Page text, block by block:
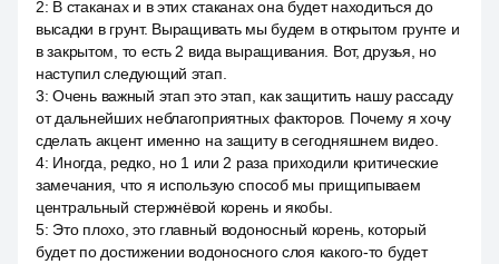
2: В стаканах и в этих стаканах она будет находиться до
высадки в грунт. Выращивать мы будем в открытом грунте и
в закрытом, то есть 2 вида выращивания. Вот, друзья, но
наступил следующий этап.
3:Очень важный этап это этап, как защитить нашу рассаду
от дальнейших неблагоприятных факторов. Почему я хочу
сделать акцент именно на защиту в сегодняшнем видео.
4: Иногда, редко, но 1 или 2 раза приходили критические
замечания, что я использую способ мы прищипываем
центральный стержнёвой корень и якобы.
5: Это плохо, это главный водоносный корень, который
будет по достижении водоносного слоя какого-то будет